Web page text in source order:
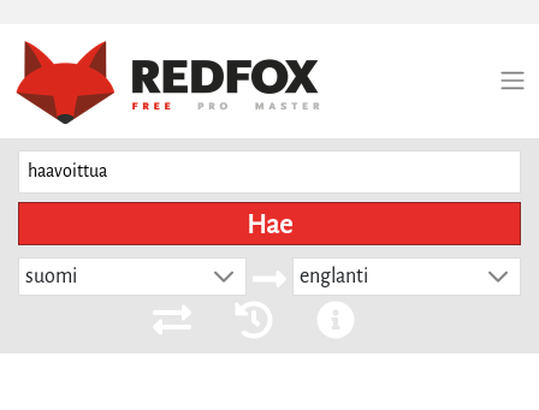
Hae
suomi englanti